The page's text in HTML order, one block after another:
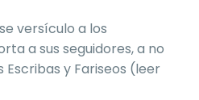
versículo a los
a sus seguidores, a no
y Fariseos (leer